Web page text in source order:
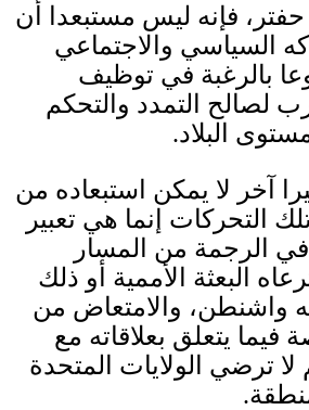
فإنه ليس مستبعدا أن
السياسي والاجتماعي
بالرغبة في توظيف
لصالح التمدد والتحكم
البلاد.
آخر لا يمكن استبعاده من
التحركات إنما هي تعبير
الرجمة من المسار
البعثة الأممية أو ذلك
واشنطن، والامتعاض من
يتعلق بعلاقاته مع
ترضي الولايات المتحدة
.